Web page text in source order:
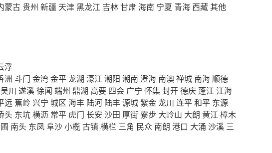
蒙古 贵州 新疆 天津黑龙江 吉林甘肃 海南 宁夏 青海 西藏其他
浮
洲 斗门 金湾金平龙湖 濠江 潮阳 潮南 澄海 南澳禅城 南海 顺德
吴川 遂溪徐闻 端州 鼎湖 高要 四会 广宁 怀集封开德庆 蓬江 江海
远 蕉岭 兴宁 城区 海丰 陆河 陆丰源城紫金龙川 连平和平 东源
头 东坑横沥 常平 虎门 长安 沙田 厚街寮步 大岭山 大朗 黄江 樟木
南头 东凤阜沙小榄 古镇横栏 三角 民众 南朗 港口 大涌 沙溪 三